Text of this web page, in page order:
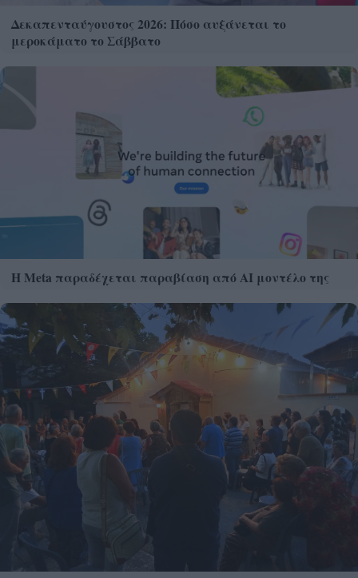
Δεκαπενταύγουστος 2026: Πόσο αυξάνεται το
μεροκάματο το Σάββατο
Η Meta παραδέχεται παραβίαση από AI μοντέλο της